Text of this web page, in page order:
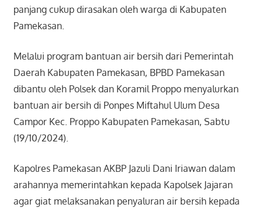
panjang cukup dirasakan oleh warga di Kabupaten
Pamekasan.
Melalui program bantuan air bersih dari Pemerintah
Daerah Kabupaten Pamekasan, BPBD Pamekasan
dibantu oleh Polsek dan Koramil Proppo menyalurkan
bantuan air bersih di Ponpes Miftahul Ulum Desa
Campor Kec. Proppo Kabupaten Pamekasan, Sabtu
(19/10/2024).
Kapolres Pamekasan AKBP Jazuli Dani Iriawan dalam
arahannya memerintahkan kepada Kapolsek Jajaran
agar giat melaksanakan penyaluran air bersih kepada